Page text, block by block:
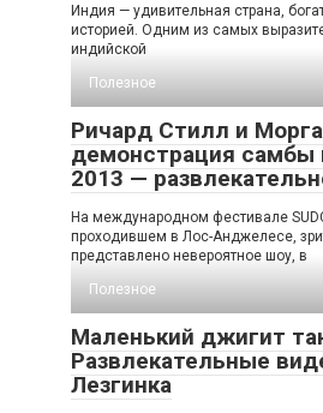
Индия — удивительная страна,
историей. Одним из самых
индийской
Полезное
Ричард Стилл и
демонстрация самбы
2013 —
На международном фестивале
проходившем в Лос-Анджелесе,
представлено невероятное шоу, в
Полезное
Маленький джигит
Развлекательные
Лезгинка